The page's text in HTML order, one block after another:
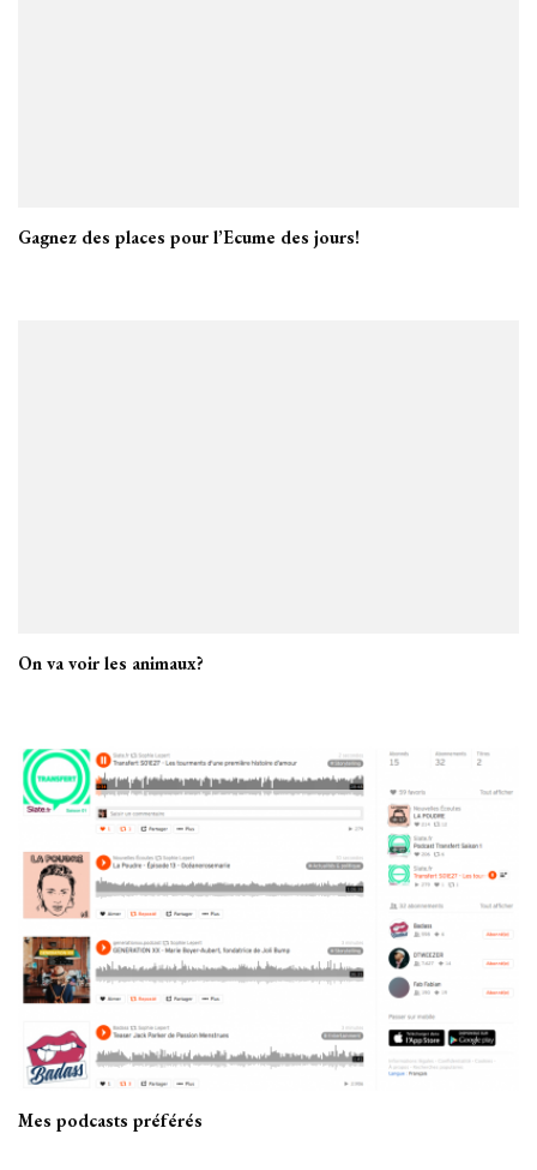
Gagnez des places pour l’Ecume des jours!
On va voir les animaux?
Mes podcasts préférés